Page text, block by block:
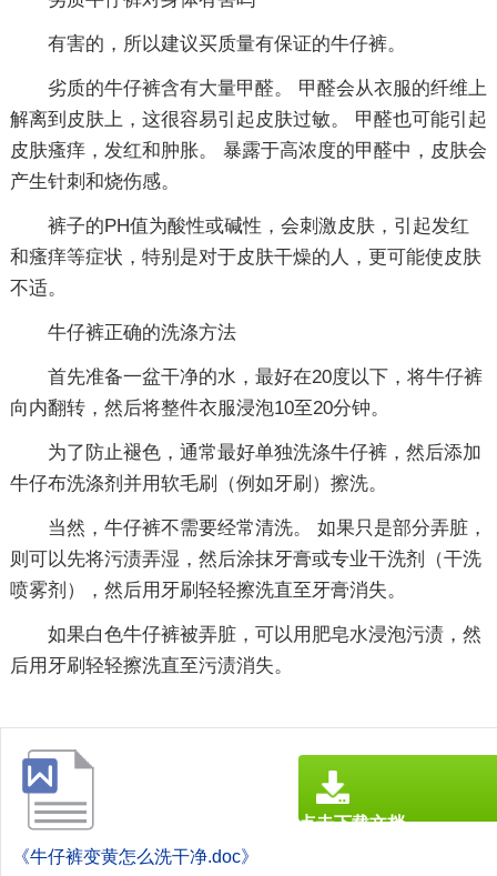
有害的，所以建议买质量有保证的牛仔裤。
劣质的牛仔裤含有大量甲醛。 甲醛会从衣服的纤维上
解离到皮肤上，这很容易引起皮肤过敏。 甲醛也可能引起
皮肤瘙痒，发红和肿胀。 暴露于高浓度的甲醛中，皮肤会
产生针刺和烧伤感。
裤子的PH值为酸性或碱性，会刺激皮肤，引起发红
和瘙痒等症状，特别是对于皮肤干燥的人，更可能使皮肤
不适。
牛仔裤正确的洗涤方法
首先准备一盆干净的水，最好在20度以下，将牛仔裤
向内翻转，然后将整件衣服浸泡10至20分钟。
为了防止褪色，通常最好单独洗涤牛仔裤，然后添加
牛仔布洗涤剂并用软毛刷（例如牙刷）擦洗。
当然，牛仔裤不需要经常清洗。 如果只是部分弄脏，
则可以先将污渍弄湿，然后涂抹牙膏或专业干洗剂（干洗
喷雾剂），然后用牙刷轻轻擦洗直至牙膏消失。
如果白色牛仔裤被弄脏，可以用肥皂水浸泡污渍，然
后用牙刷轻轻擦洗直至污渍消失。
《牛仔裤变黄怎么洗干净.doc》
点击下载文档